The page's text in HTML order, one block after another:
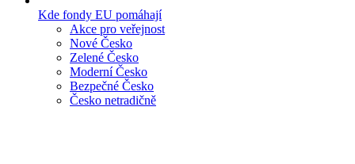
Kde fondy EU pomáhají
Akce pro veřejnost
Nové Česko
Zelené Česko
Moderní Česko
Bezpečné Česko
Česko netradičně